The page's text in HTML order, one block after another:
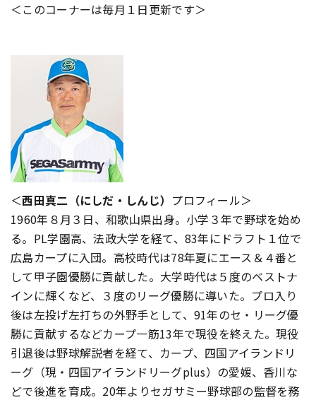
＜このコーナーは毎月１日更新です＞
＜西田真二（にしだ・しんじ） プロフィール＞
1960年８月３日、和歌山県出身。小学３年で野球を始め
る。PL学園高、法政大学を経て、83年にドラフト１位で
広島カープに入団。高校時代は78年夏にエース＆４番と
して甲子園優勝に貢献した。大学時代は５度のベストナ
インに輝くなど、３度のリーグ優勝に導いた。プロ入り
後は左投げ左打ちの外野手として、91年のセ・リーグ優
勝に貢献するなどカープ一筋13年で現役を終えた。現役
引退後は野球解説者を経て、カープ、四国アイランドリ
ーグ（現・四国アイランドリーグplus）の愛媛、香川な
どで後進を育成。20年よりセガサミー野球部の監督を務